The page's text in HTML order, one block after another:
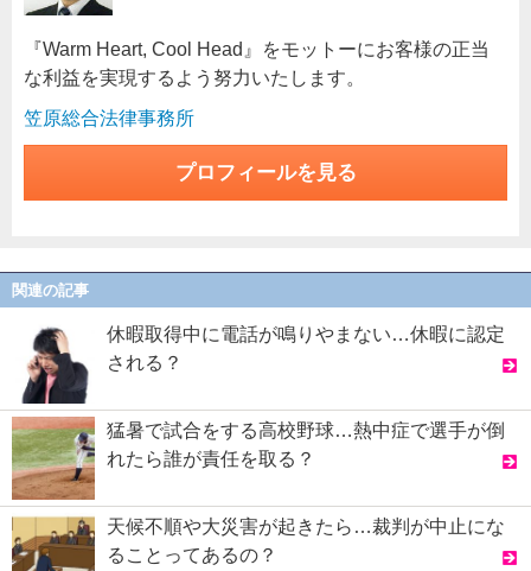
『Warm Heart, Cool Head』をモットーにお客様の正当
な利益を実現するよう努力いたします。
笠原総合法律事務所
プロフィールを見る
関連の記事
休暇取得中に電話が鳴りやまない…休暇に認定
される？
猛暑で試合をする高校野球…熱中症で選手が倒
れたら誰が責任を取る？
天候不順や大災害が起きたら…裁判が中止にな
ることってあるの？